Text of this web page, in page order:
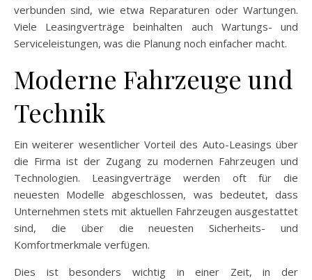
verbunden sind, wie etwa Reparaturen oder Wartungen.
Viele Leasingverträge beinhalten auch Wartungs- und
Serviceleistungen, was die Planung noch einfacher macht.
Moderne Fahrzeuge und
Technik
Ein weiterer wesentlicher Vorteil des Auto-Leasings über
die Firma ist der Zugang zu modernen Fahrzeugen und
Technologien. Leasingverträge werden oft für die
neuesten Modelle abgeschlossen, was bedeutet, dass
Unternehmen stets mit aktuellen Fahrzeugen ausgestattet
sind, die über die neuesten Sicherheits- und
Komfortmerkmale verfügen.
Dies ist besonders wichtig in einer Zeit, in der